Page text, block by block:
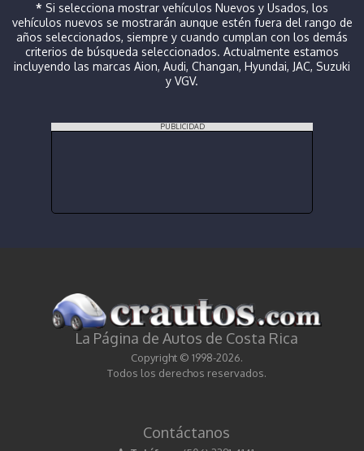
* Si selecciona mostrar vehículos Nuevos y Usados, los
vehículos nuevos se mostrarán aunque estén fuera del rango de
años seleccionados, siempre y cuando cumplan con los demás
criterios de búsqueda seleccionados. Actualmente estamos
incluyendo las marcas Aion, Audi, Changan, Hyundai, JAC, Suzuki
y VGV.
PUBLICIDAD
La Página de Autos de Costa Rica
Copyright © 1998-2026.
Todos los derechos reservados.
Contáctanos